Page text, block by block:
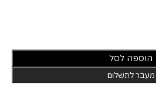
הוספה לסל
מעבר לתשלום